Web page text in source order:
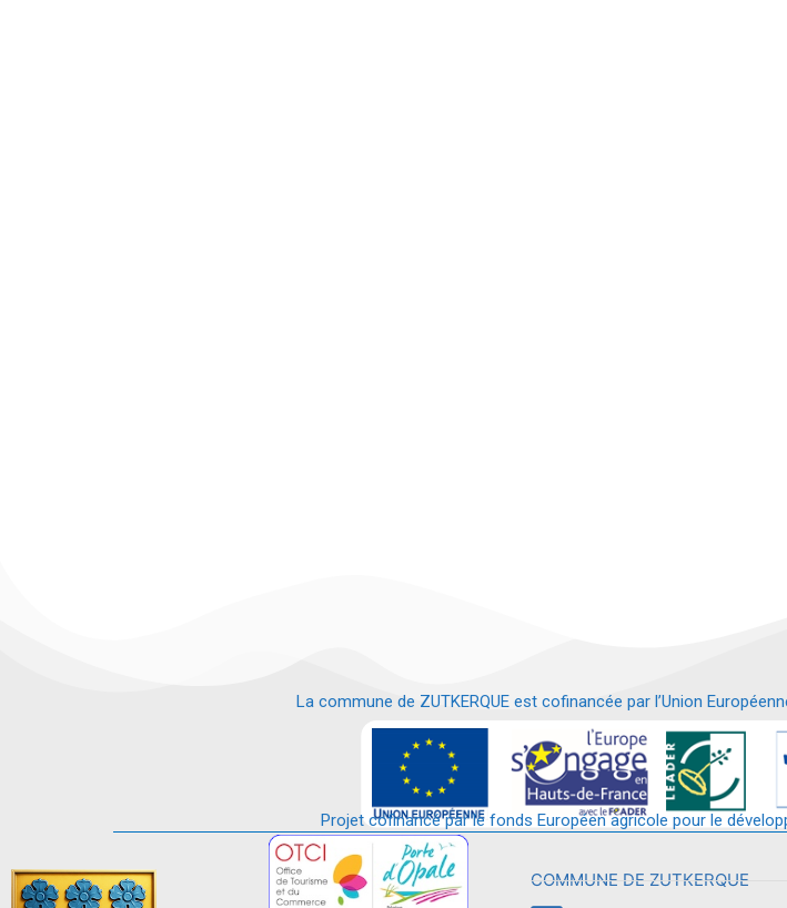
La commune de ZUTKERQUE est cofinancée par l’Union
et requalification d’un bâtiment en
Projet cofinancé par le fonds Européen agricole pour le
COMMUNE DE ZUTKERQUE